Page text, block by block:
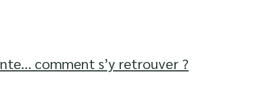
comment s’y retrouver ?